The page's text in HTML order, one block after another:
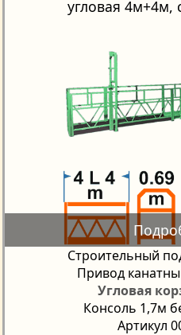
угловая 4м+4м,
Строительный
Привод
Угловая
Консоль 1,7м
Артикул